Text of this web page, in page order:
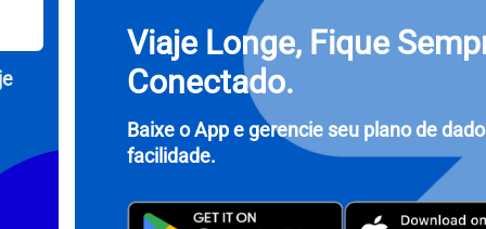
Viaje Longe, Fique
Conectado.
Baixe o App e gerencie seu plano de
facilidade.
简体中文
العربية
Yen Japonês EUR - Euro
- Baht Tailandês PHP - Peso Filipino